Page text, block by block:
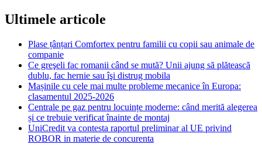
Ultimele articole
Plase țânțari Comfortex pentru familii cu copii sau animale de
companie
Ce greşeli fac romanii când se mută? Unii ajung să plătească
dublu, fac hernie sau îşi distrug mobila
Mașinile cu cele mai multe probleme mecanice în Europa:
clasamentul 2025-2026
Centrale pe gaz pentru locuințe moderne: când merită alegerea
și ce trebuie verificat înainte de montaj
UniCredit va contesta raportul preliminar al UE privind
ROBOR in materie de concurenta